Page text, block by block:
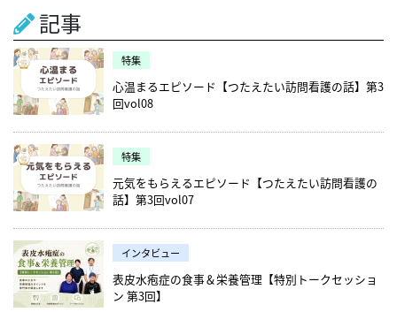
記事
特集
心温まるエピソード【つたえたい訪問看護の話】第3
回vol08
特集
元気をもらえるエピソード【つたえたい訪問看護の
話】第3回vol07
インタビュー
表皮水疱症の食事＆栄養管理【特別トークセッショ
ン 第3回】